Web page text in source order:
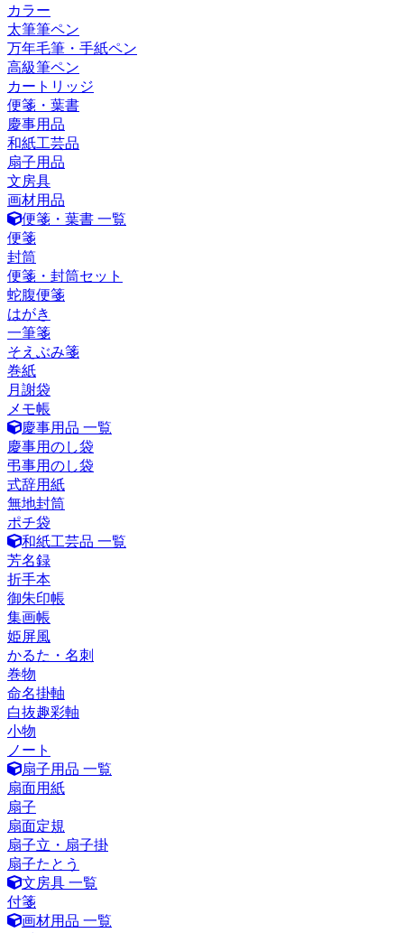
カラー
太筆筆ペン
万年毛筆・手紙ペン
高級筆ペン
カートリッジ
便箋・葉書
慶事用品
和紙工芸品
扇子用品
文房具
画材用品
便箋・葉書 一覧
便箋
封筒
便箋・封筒セット
蛇腹便箋
はがき
一筆箋
そえぶみ箋
巻紙
月謝袋
メモ帳
慶事用品 一覧
慶事用のし袋
弔事用のし袋
式辞用紙
無地封筒
ポチ袋
和紙工芸品 一覧
芳名録
折手本
御朱印帳
集画帳
姫屏風
かるた・名刺
巻物
命名掛軸
白抜趣彩軸
小物
ノート
扇子用品 一覧
扇面用紙
扇子
扇面定規
扇子立・扇子掛
扇子たとう
文房具 一覧
付箋
画材用品 一覧